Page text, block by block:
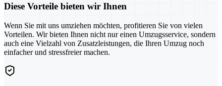
Diese Vorteile bieten wir Ihnen
Wenn Sie mit uns umziehen möchten, profitieren Sie von vielen
Vorteilen. Wir bieten Ihnen nicht nur einen Umzugsservice, sondern
auch eine Vielzahl von Zusatzleistungen, die Ihren Umzug noch
einfacher und stressfreier machen.